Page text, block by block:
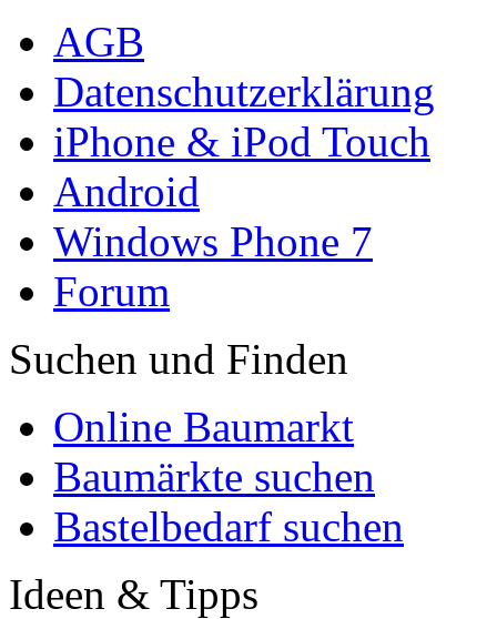
AGB
Datenschutzerklärung
iPhone & iPod Touch
Android
Windows Phone 7
Forum
Suchen und Finden
Online Baumarkt
Baumärkte suchen
Bastelbedarf suchen
Ideen & Tipps